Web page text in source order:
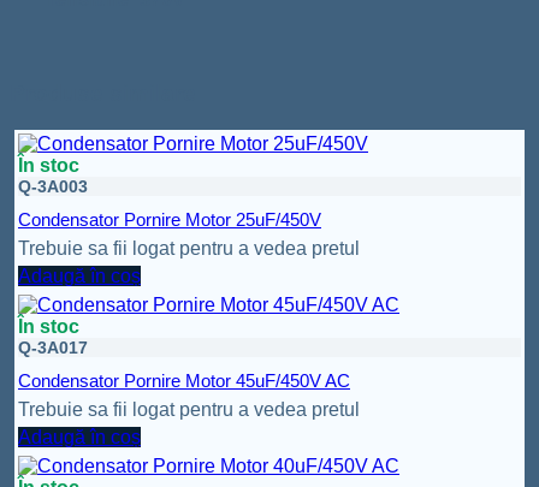
În stoc
Q-3A003
Condensator Pornire Motor 25uF/450V
Trebuie sa fii logat pentru a vedea pretul
Adaugă în coș
În stoc
Q-3A017
Condensator Pornire Motor 45uF/450V AC
Trebuie sa fii logat pentru a vedea pretul
Adaugă în coș